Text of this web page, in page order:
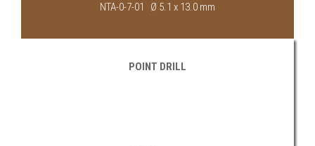
NTA-0-7-01 Ø 5.1 x 13.0 mm
POINT DRILL